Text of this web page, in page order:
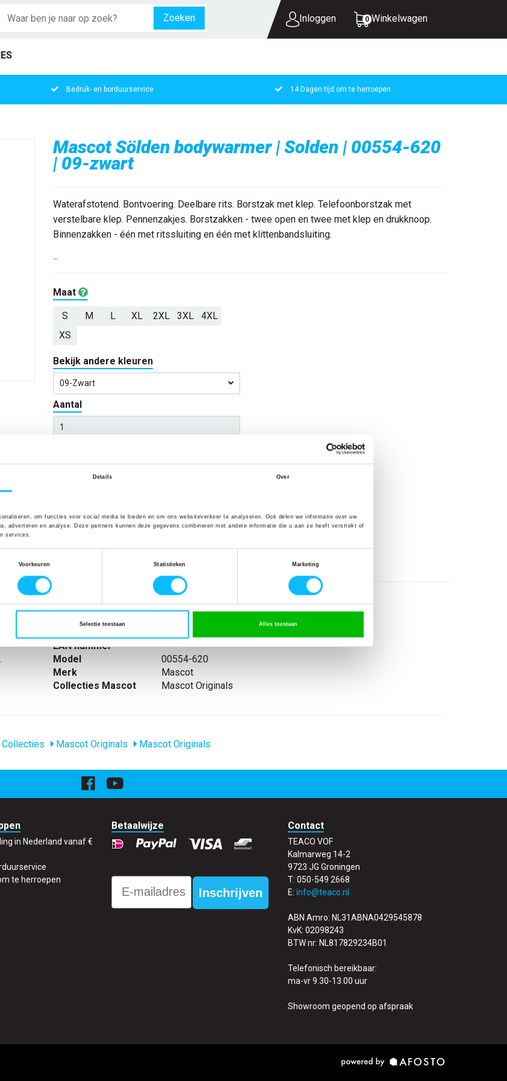
Details Over
om functies voor social media te bieden en om ons websiteverkeer te analyseren. Ook delen we informatie over uw
adverteren en analyse. Deze partners kunnen deze gegevens combineren met andere informatie die u aan ze heeft verstrekt of
services.
Voorkeuren Statistieken Marketing
Selectie toestaan Alles toestaan
Zoeken Inloggen 0 Winkelwagen
UW WINKELWAGEN IS LEEG.
Bedruk- en borduurservice 14 Dagen tijd om te herroepen
Mascot Sölden bodywarmer | Solden | 00554-620
| 09-zwart
Waterafstotend. Bontvoering. Deelbare rits. Borstzak met klep. Telefoonborstzak met
verstelbare klep. Pennenzakjes. Borstzakken - twee open en twee met klep en drukknoop.
Binnenzakken - één met ritssluiting en één met klittenbandsluiting.
...
Maat
S M L XL 2XL 3XL
4XL
XS
Bekijk andere kleuren
09-Zwart
Aantal
€ 59,42
Verwachte bezorgdag: 12-08-2026
SPECIFICATIES
EAN nummer
-
Model
00554-620
Merk
Mascot
Collecties Mascot
Mascot Originals
Collecties Mascot Originals Mascot Originals
in Nederland vanaf €
te herroepen
Betaalwijze
Email
Inschrijven
Contact
TEACO VOF
Kalmarweg 14-2
9723 JG Groningen
T: 050-549 2668
E: info@teaco.nl
ABN Amro: NL31ABNA0429545878
KvK: 02098243
BTW nr: NL817829234B01
Telefonisch bereikbaar:
ma-vr 9.30-13.00 uur
Showroom geopend op afspraak